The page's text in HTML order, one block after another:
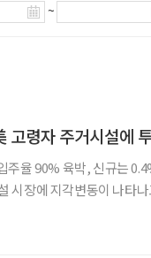
~
고령자 주거시설에